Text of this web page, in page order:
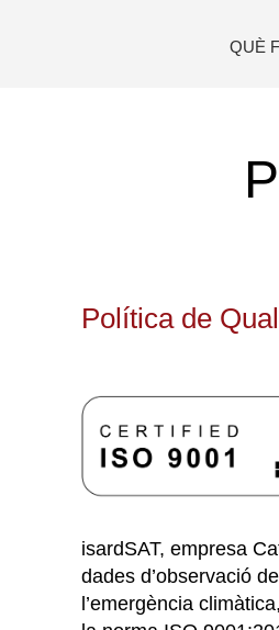
QUÈ
Política de
isardSAT, empresa
dades d’observació
l’emergència